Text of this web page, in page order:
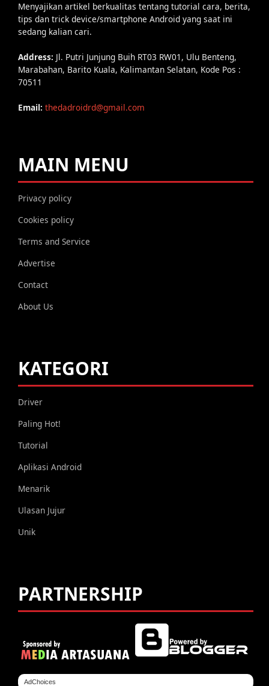
Menyajikan artikel berkualitas tentang tutorial cara, berita,
tips dan trick device/smartphone Android yang saat ini
sedang kalian cari.
Address: Jl. Putri Junjung Buih RT03 RW01, Ulu Benteng,
Marabahan, Barito Kuala, Kalimantan Selatan, Kode Pos :
70511
Email: thedadroidrd@gmail.com
MAIN MENU
Privacy policy
Cookies policy
Terms and Service
Advertise
Contact
About Us
KATEGORI
Driver
Paling Hot!
Tutorial
Aplikasi Android
Menarik
Ulasan Jujur
Unik
PARTNERSHIP
AdChoices